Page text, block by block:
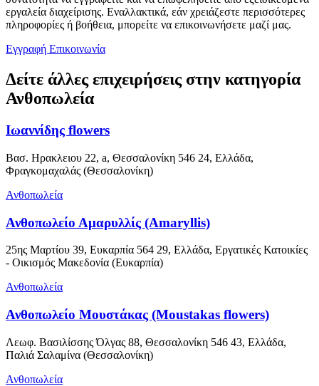
εργαλεία διαχείρισης. Εναλλακτικά, εάν χρειάζεστε περισσότερες
πληροφορίες ή βοήθεια, μπορείτε να επικοινωνήσετε μαζί μας.
Εγγραφή Επικοινωνία
Δείτε άλλες επιχειρήσεις στην κατηγορία
Ανθοπωλεία
Ιωαννίδης flowers
Βασ. Ηρακλειου 22, a, Θεσσαλονίκη 546 24, Ελλάδα,
Φραγκομαχαλάς (Θεσσαλονίκη)
Ανθοπωλεία
Ανθοπωλείο Αμαρυλλίς (Amaryllis)
25ης Μαρτίου 39, Ευκαρπία 564 29, Ελλάδα, Εργατικές Κατοικίες
- Οικισμός Μακεδονία (Ευκαρπία)
Ανθοπωλεία
Ανθοπωλείο Μουστάκας (Moustakas flowers)
Λεωφ. Βασιλίσσης Όλγας 88, Θεσσαλονίκη 546 43, Ελλάδα,
Παλιά Σαλαμίνα (Θεσσαλονίκη)
Ανθοπωλεία